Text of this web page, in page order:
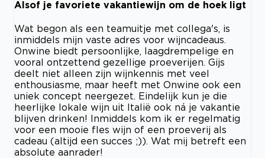
Alsof je favoriete vakantiewijn om de hoek ligt
Wat begon als een teamuitje met collega's, is
inmiddels mijn vaste adres voor wijncadeaus.
Onwine biedt persoonlijke, laagdrempelige en
vooral ontzettend gezellige proeverijen. Gijs
deelt niet alleen zijn wijnkennis met veel
enthousiasme, maar heeft met Onwine ook een
uniek concept neergezet. Eindelijk kun je die
heerlijke lokale wijn uit Italië ook ná je vakantie
blijven drinken! Inmiddels kom ik er regelmatig
voor een mooie fles wijn of een proeverij als
cadeau (altijd een succes ;)). Wat mij betreft een
absolute aanrader!